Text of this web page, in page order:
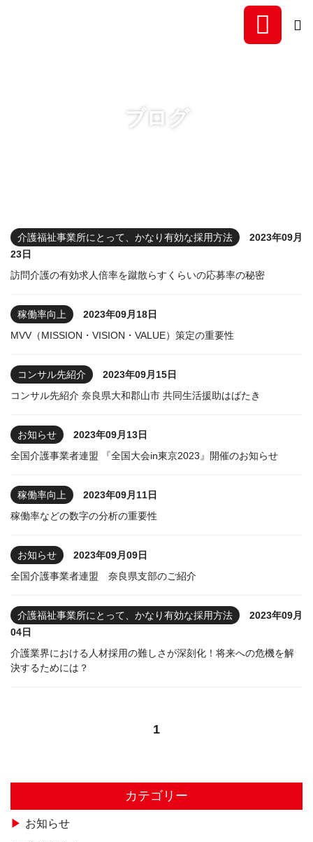
ブログ
介護福祉事業所にとって、かなり有効な採用方法
2023年09月
23日
訪問介護の有効求人倍率を蹴散らすくらいの応募率の秘密
稼働率向上
2023年09月18日
MVV（MISSION・VISION・VALUE）策定の重要性
コンサル先紹介
2023年09月15日
コンサル先紹介 奈良県大和郡山市 共同生活援助はばたき
お知らせ
2023年09月13日
全国介護事業者連盟 『全国大会in東京2023』開催のお知らせ
稼働率向上
2023年09月11日
稼働率などの数字の分析の重要性
お知らせ
2023年09月09日
全国介護事業者連盟 奈良県支部のご紹介
介護福祉事業所にとって、かなり有効な採用方法
2023年09月
04日
介護業界における人材採用の難しさが深刻化！将来への危機を解
決するためには？
1
カテゴリー
お知らせ